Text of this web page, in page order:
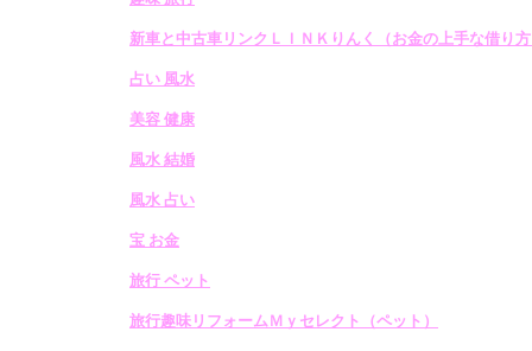
新車と中古車リンクＬＩＮＫりんく（お金の上手な借り
占い 風水
美容 健康
風水 結婚
風水 占い
宝 お金
旅行 ペット
旅行趣味リフォームＭｙセレクト（ペット）